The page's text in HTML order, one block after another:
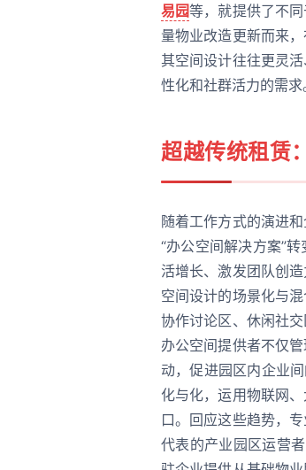
易园等，就提供了不
量物业改造更新而来
其空间设计往往更灵
性化和社群活力的需求
超越传统租赁
随着工作方式的演进
“办公空间解决方案”
活增长、激发团队创
空间设计的场景化与
协作讨论区、休闲社
办公空间提供者不仅
动，促进园区内企业
化与化，运用物联网
口。回应这些趋势，
代表的产业园区运营